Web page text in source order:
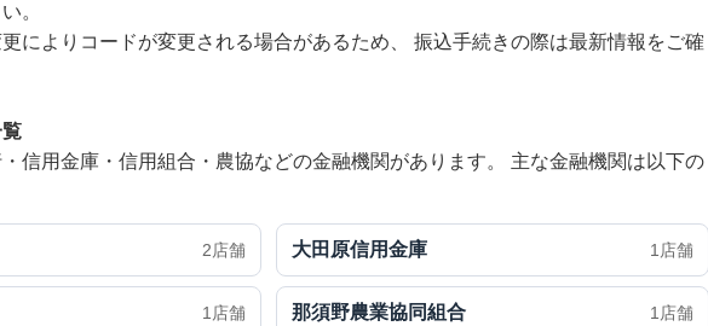
。
によりコードが変更される場合があるため、 振込手続きの際は最新情報をご確
信用金庫・信用組合・農協などの金融機関があります。 主な金融機関は以下の
2店舗 大田原信用金庫 1店舗
1店舗 那須野農業協同組合 1店舗